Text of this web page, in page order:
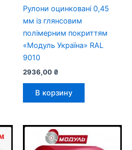
Рулони оцинковані 0,45
мм із глянсовим
полімерним покриттям
«Модуль Україна» RAL
9010
2936,00 ₴
В корзину